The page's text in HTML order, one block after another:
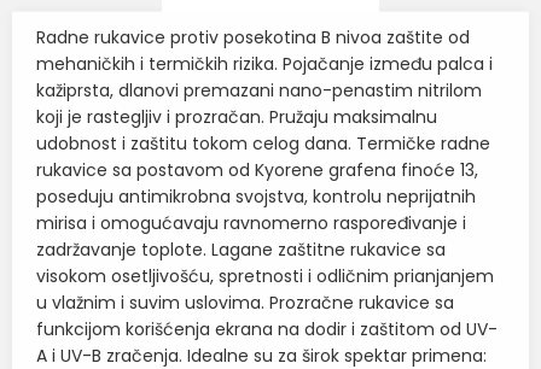
Radne rukavice protiv posekotina B nivoa zaštite od
mehaničkih i termičkih rizika. Pojačanje između palca i
kažiprsta, dlanovi premazani nano-penastim nitrilom
koji je rastegljiv i prozračan. Pružaju maksimalnu
udobnost i zaštitu tokom celog dana. Termičke radne
rukavice sa postavom od Kyorene grafena finoće 13,
poseduju antimikrobna svojstva, kontrolu neprijatnih
mirisa i omogućavaju ravnomerno raspoređivanje i
zadržavanje toplote. Lagane zaštitne rukavice sa
visokom osetljivošću, spretnosti i odličnim prianjanjem
u vlažnim i suvim uslovima. Prozračne rukavice sa
funkcijom korišćenja ekrana na dodir i zaštitom od UV-
A i UV-B zračenja. Idealne su za širok spektar primena: